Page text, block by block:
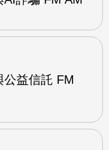
益信託 FM